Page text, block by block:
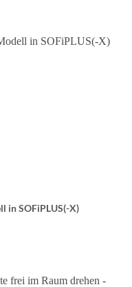
in SOFiPLUS(-X)